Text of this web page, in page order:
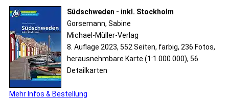
Südschweden - inkl. Stockholm
Gorsemann, Sabine
Michael-Müller-Verlag
8. Auflage 2023, 552 Seiten, farbig, 236 Fotos,
herausnehmbare Karte (1:1.000.000), 56
Detailkarten
Mehr Infos & Bestellung